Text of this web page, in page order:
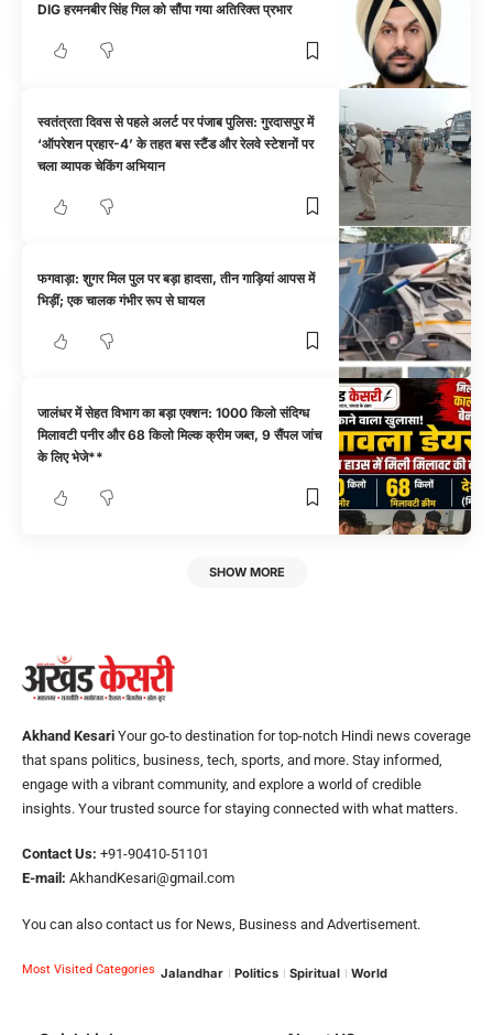
DIG हरमनबीर सिंह गिल को सौंपा गया अतिरिक्त प्रभार
स्वतंत्रता दिवस से पहले अलर्ट पर पंजाब पुलिस: गुरदासपुर में
‘ऑपरेशन प्रहार-4’ के तहत बस स्टैंड और रेलवे स्टेशनों पर
चला व्यापक चेकिंग अभियान
फगवाड़ा: शुगर मिल पुल पर बड़ा हादसा, तीन गाड़ियां आपस में
भिड़ीं; एक चालक गंभीर रूप से घायल
जालंधर में सेहत विभाग का बड़ा एक्शन: 1000 किलो संदिग्ध
मिलावटी पनीर और 68 किलो मिल्क क्रीम जब्त, 9 सैंपल जांच
के लिए भेजे**
SHOW MORE
Akhand Kesari Your go-to destination for top-notch Hindi news coverage
that spans politics, business, tech, sports, and more. Stay informed,
engage with a vibrant community, and explore a world of credible
insights. Your trusted source for staying connected with what matters.
Contact Us: +91-90410-51101
E-mail: AkhandKesari@gmail.com
You can also contact us for News, Business and Advertisement.
Most Visited Categories Jalandhar Politics Spiritual World